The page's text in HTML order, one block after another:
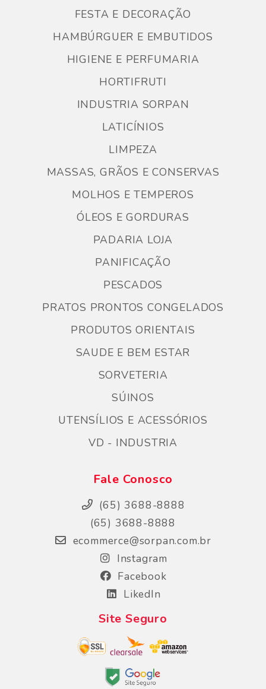
FESTA E DECORAÇÃO
HAMBÚRGUER E EMBUTIDOS
HIGIENE E PERFUMARIA
HORTIFRUTI
INDUSTRIA SORPAN
LATICÍNIOS
LIMPEZA
MASSAS, GRÃOS E CONSERVAS
MOLHOS E TEMPEROS
ÓLEOS E GORDURAS
PADARIA LOJA
PANIFICAÇÃO
PESCADOS
PRATOS PRONTOS CONGELADOS
PRODUTOS ORIENTAIS
SAUDE E BEM ESTAR
SORVETERIA
SÚINOS
UTENSÍLIOS E ACESSÓRIOS
VD - INDUSTRIA
Fale Conosco
(65) 3688-8888
(65) 3688-8888
ecommerce@sorpan.com.br
Instagram
Facebook
LikedIn
Site Seguro